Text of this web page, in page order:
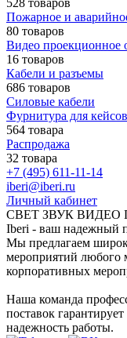
Пожарное и
80 товаров
Видео проекционное
16 товаров
Кабели и разъемы
686 товаров
Силовые кабели
Фурнитура для кейсов
564 товара
Распродажа
32 товара
+7 (495) 611-11-14
iberi@iberi.ru
Личный кабинет
СВЕТ ЗВУК
Iberi - ваш надежный
Мы предлагаем
мероприятий любого
корпоративных
Наша команда
поставок
надежность работы.